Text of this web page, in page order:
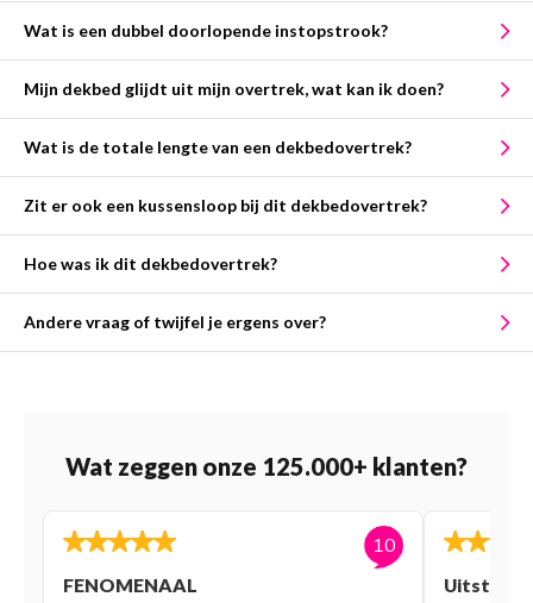
Wat is een dubbel doorlopende instopstrook?
Mijn dekbed glijdt uit mijn overtrek, wat kan ik doen?
Wat is de totale lengte van een dekbedovertrek?
Zit er ook een kussensloop bij dit dekbedovertrek?
Hoe was ik dit dekbedovertrek?
Andere vraag of twijfel je ergens over?
Wat zeggen onze 125.000+ klanten?
10
FENOMENAAL